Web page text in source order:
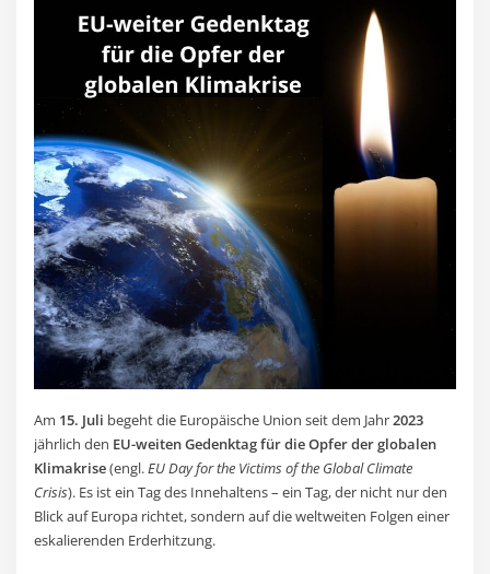
Am 15. Juli begeht die Europäische Union seit dem Jahr2023
jährlich den EU-weiten Gedenktag für die Opfer der globalen
Klimakrise(engl.EU Day for the Victims of the Global Climate
Crisis). Es ist ein Tag des Innehaltens – ein Tag, der nicht nur den
Blick auf Europa richtet, sondern auf die weltweiten Folgen einer
eskalierenden Erderhitzung.